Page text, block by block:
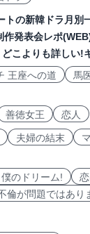
トの新韓ドラ月別
作発表会レポ
どこよりも詳しい!
王座への道 馬
善徳女王 恋人
夫婦の結末
のドリーム!
倫が問題ではあり